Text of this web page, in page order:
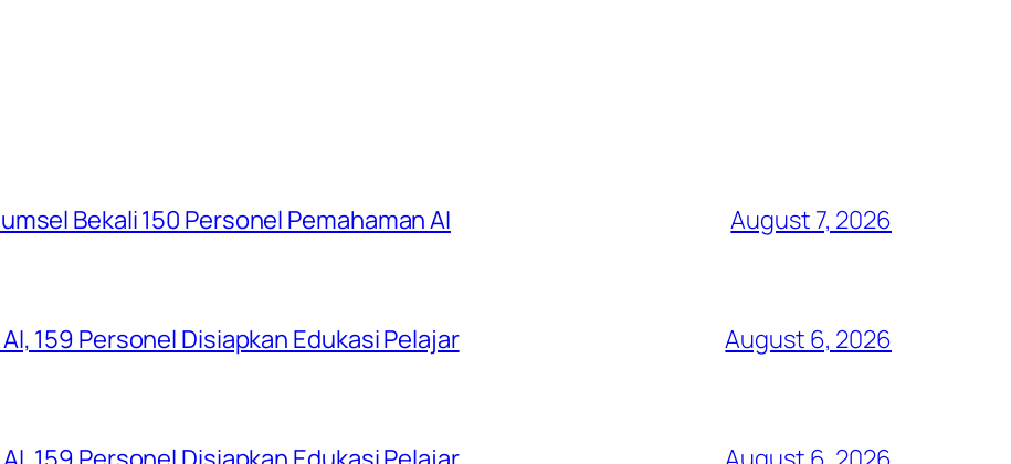
Bekali 150 Personel Pemahaman AI August 7, 2026
159 Personel Disiapkan Edukasi Pelajar August 6, 2026